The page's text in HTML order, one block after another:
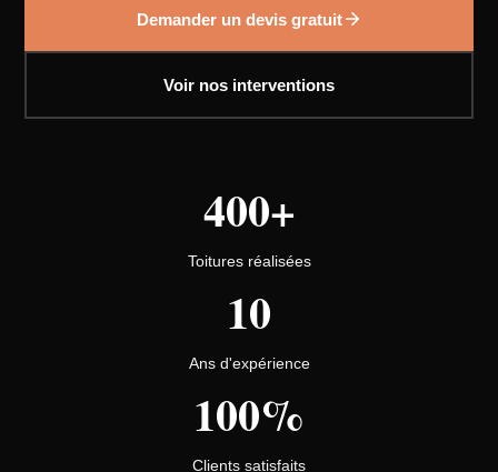
Demander un devis gratuit
Voir nos interventions
400+
Toitures réalisées
10
Ans d'expérience
100%
Clients satisfaits